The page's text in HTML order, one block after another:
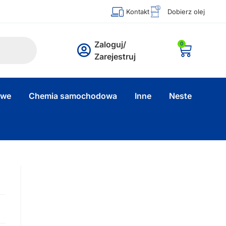
Kontakt Dobierz olej
Zaloguj/
Zarejestruj
0
Chemia samochodowa Inne Neste